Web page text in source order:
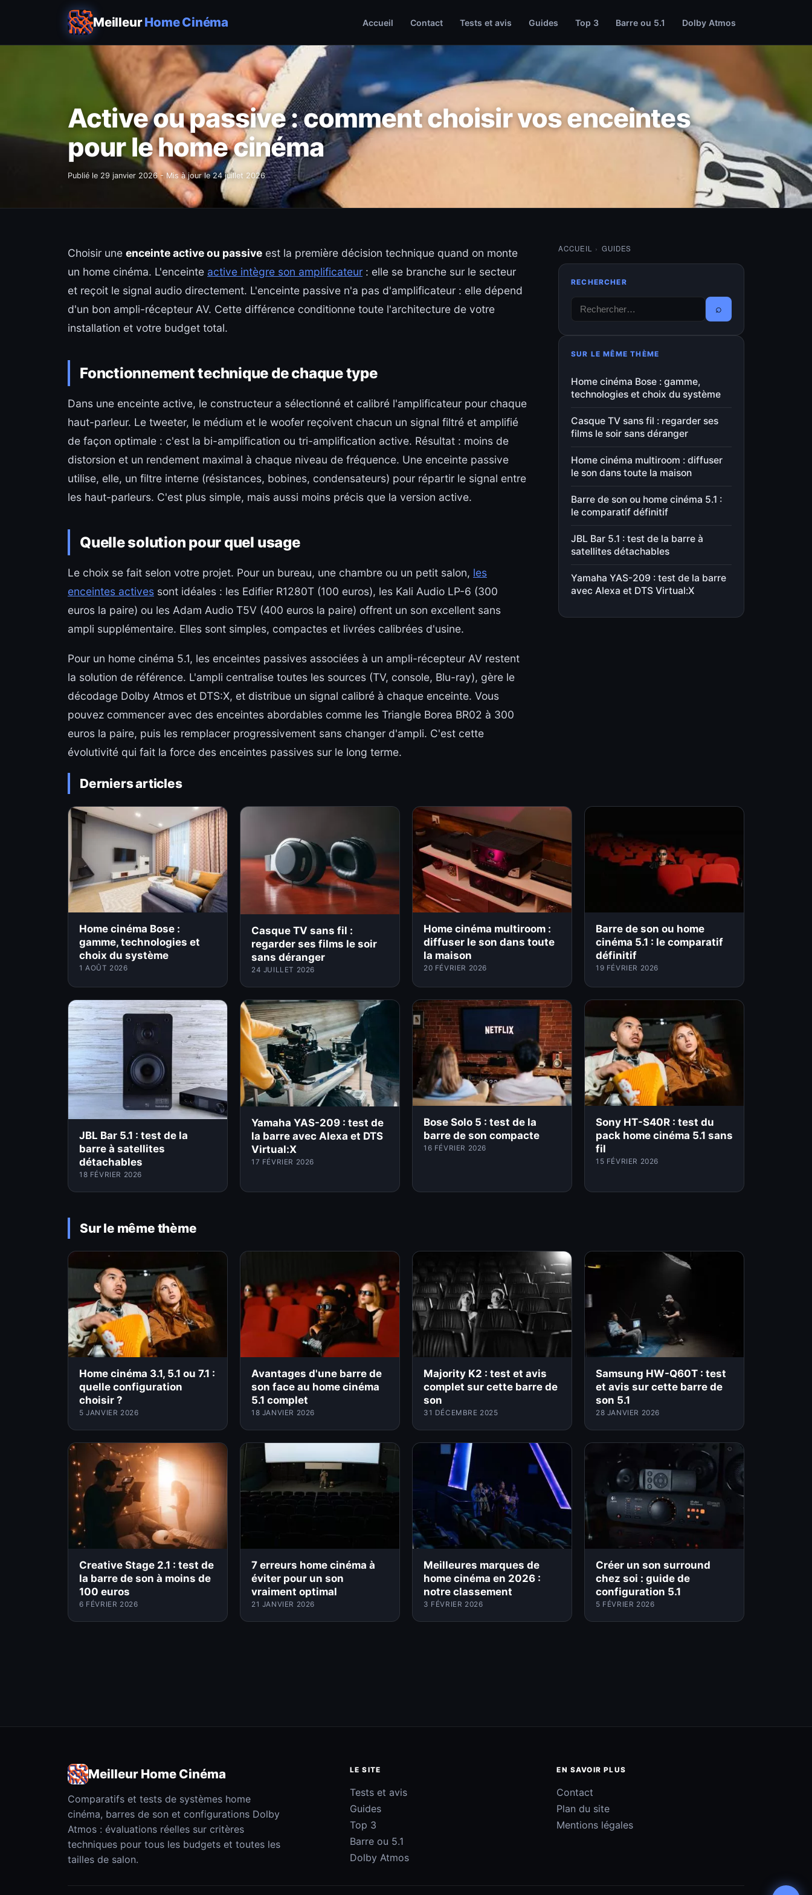
MeilleurHome Cinéma Accueil Contact Tests et avis Guides Top 3 Barre ou 5.1 Dolby Atmos
Active ou passive : comment choisir vos enceintes
pour le home cinéma
Publié le 29 janvier 2026- Mis à jour le24 juillet 2026
Choisir une enceinte active ou passive est la première décision technique quand on monte
un home cinéma. L'enceinte active intègre son amplificateur : elle se branche sur le secteur
et reçoit le signal audio directement. L'enceinte passive n'a pas d'amplificateur : elle dépend
d'un bon ampli-récepteur AV. Cette différence conditionne toute l'architecture de votre
installation et votre budget total.
Fonctionnement technique de chaque type
Dans une enceinte active, le constructeur a sélectionné et calibré l'amplificateur pour chaque
haut-parleur. Le tweeter, le médium et le woofer reçoivent chacun un signal filtré et amplifié
de façon optimale : c'est la bi-amplification ou tri-amplification active. Résultat : moins de
distorsion et un rendement maximal à chaque niveau de fréquence. Une enceinte passive
utilise, elle, un filtre interne (résistances, bobines, condensateurs) pour répartir le signal entre
les haut-parleurs. C'est plus simple, mais aussi moins précis que la version active.
Quelle solution pour quel usage
Le choix se fait selon votre projet. Pour un bureau, une chambre ou un petit salon, les
enceintes actives sont idéales : les Edifier R1280T (100 euros), les Kali Audio LP-6 (300
euros la paire) ou les Adam Audio T5V (400 euros la paire) offrent un son excellent sans
ampli supplémentaire. Elles sont simples, compactes et livrées calibrées d'usine.
Pour un home cinéma 5.1, les enceintes passives associées à un ampli-récepteur AV restent
la solution de référence. L'ampli centralise toutes les sources (TV, console, Blu-ray), gère le
décodage Dolby Atmos et DTS:X, et distribue un signal calibré à chaque enceinte. Vous
pouvez commencer avec des enceintes abordables comme les Triangle Borea BR02 à 300
euros la paire, puis les remplacer progressivement sans changer d'ampli. C'est cette
évolutivité qui fait la force des enceintes passives sur le long terme.
ACCUEIL › GUIDES
RECHERCHER
⌕
SUR LE MÊME THÈME
Home cinéma Bose : gamme,
technologies et choix du système
Casque TV sans fil : regarder ses
films le soir sans déranger
Home cinéma multiroom : diffuser
le son dans toute la maison
Barre de son ou home cinéma 5.1 :
le comparatif définitif
JBL Bar 5.1 : test de la barre à
satellites détachables
Yamaha YAS-209 : test de la barre
avec Alexa et DTS Virtual:X
Derniers articles
Home cinéma Bose :
gamme, technologies et
choix du système
1 AOÛT 2026
Casque TV sans fil :
regarder ses films le soir
sans déranger
24 JUILLET 2026
Home cinéma multiroom :
diffuser le son dans toute
la maison
20 FÉVRIER 2026
Barre de son ou home
cinéma 5.1 : le comparatif
définitif
19 FÉVRIER 2026
JBL Bar 5.1 : test de la
barre à satellites
détachables
18 FÉVRIER 2026
Yamaha YAS-209 : test de
la barre avec Alexa et DTS
Virtual:X
17 FÉVRIER 2026
Bose Solo 5 : test de la
barre de son compacte
16 FÉVRIER 2026
Sony HT-S40R : test du
pack home cinéma 5.1 sans
fil
15 FÉVRIER 2026
Sur le même thème
Home cinéma 3.1, 5.1 ou 7.1 :
quelle configuration
choisir ?
5 JANVIER 2026
Avantages d'une barre de
son face au home cinéma
5.1 complet
18 JANVIER 2026
Majority K2 : test et avis
complet sur cette barre de
son
31 DÉCEMBRE 2025
Samsung HW-Q60T : test
et avis sur cette barre de
son 5.1
28 JANVIER 2026
Creative Stage 2.1 : test de
la barre de son à moins de
100 euros
6 FÉVRIER 2026
7 erreurs home cinéma à
éviter pour un son
vraiment optimal
21 JANVIER 2026
Meilleures marques de
home cinéma en 2026 :
notre classement
3 FÉVRIER 2026
Créer un son surround
chez soi : guide de
configuration 5.1
5 FÉVRIER 2026
Meilleur Home Cinéma
Comparatifs et tests de systèmes home
cinéma, barres de son et configurations Dolby
Atmos : évaluations réelles sur critères
techniques pour tous les budgets et toutes les
tailles de salon.
LE SITE
Tests et avis
Guides
Top 3
Barre ou 5.1
Dolby Atmos
EN SAVOIR PLUS
Contact
Plan du site
Mentions légales